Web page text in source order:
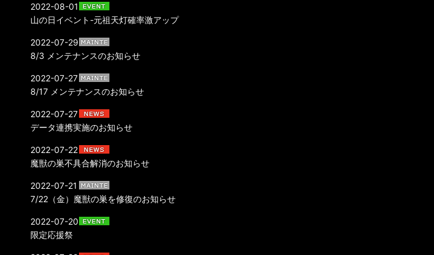
山の日イベント-元祖天灯確率激アップ
2022-08-01
8/3 メンテナンスのお知らせ
2022-07-29
8/17 メンテナンスのお知らせ
2022-07-27
データ連携実施のお知らせ
2022-07-27
魔獣の巣不具合解消のお知らせ
2022-07-22
7/22（金）魔獣の巣を修復のお知らせ
2022-07-21
限定応援祭
2022-07-20